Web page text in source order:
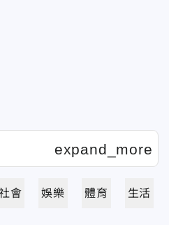
會 娛樂 體育 生活